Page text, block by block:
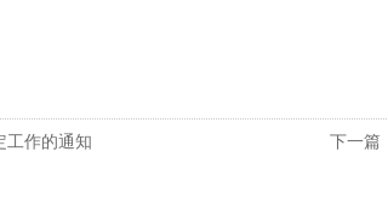
工作的通知 下一篇